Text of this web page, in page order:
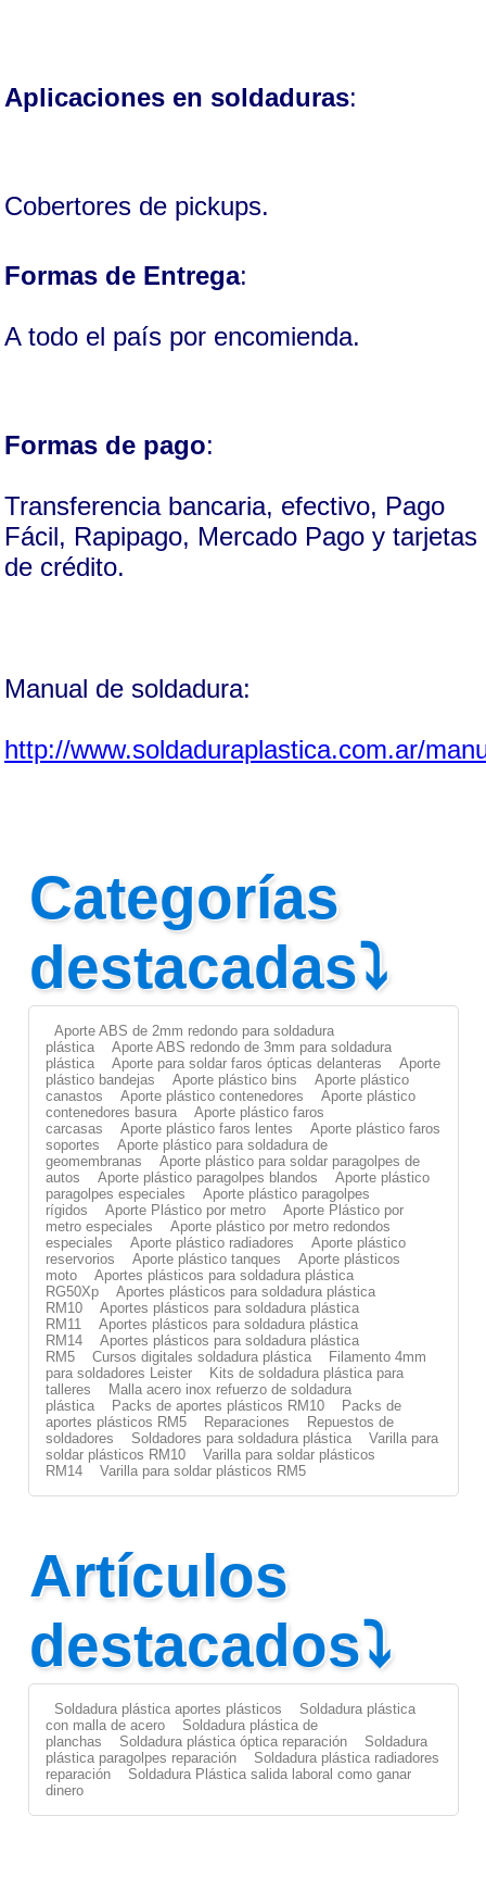
Aplicaciones en soldaduras:
Cobertores de pickups.
Formas de Entrega:
A todo el país por encomienda.
Formas de pago:
Transferencia bancaria, efectivo, Pago
Fácil, Rapipago, Mercado Pago y tarjetas
de crédito.
Manual de soldadura:
http://www.soldaduraplastica.com.ar/
Categorías
destacadas⤵
Aporte ABS de 2mm redondo para soldadura
plástica
Aporte ABS redondo de 3mm para soldadura
plástica
Aporte para soldar faros ópticas delanteras
Aporte
plástico bandejas
Aporte plástico bins
Aporte plástico
canastos
Aporte plástico contenedores
Aporte plástico
contenedores basura
Aporte plástico faros
carcasas
Aporte plástico faros lentes
Aporte plástico faros
soportes
Aporte plástico para soldadura de
geomembranas
Aporte plástico para soldar paragolpes de
autos
Aporte plástico paragolpes blandos
Aporte plástico
paragolpes especiales
Aporte plástico paragolpes
rígidos
Aporte Plástico por metro
Aporte Plástico por
metro especiales
Aporte plástico por metro redondos
especiales
Aporte plástico radiadores
Aporte plástico
reservorios
Aporte plástico tanques
Aporte plásticos
moto
Aportes plásticos para soldadura plástica
RG50Xp
Aportes plásticos para soldadura plástica
RM10
Aportes plásticos para soldadura plástica
RM11
Aportes plásticos para soldadura plástica
RM14
Aportes plásticos para soldadura plástica
RM5
Cursos digitales soldadura plástica
Filamento 4mm
para soldadores Leister
Kits de soldadura plástica para
talleres
Malla acero inox refuerzo de soldadura
plástica
Packs de aportes plásticos RM10
Packs de
aportes plásticos RM5
Reparaciones
Repuestos de
soldadores
Soldadores para soldadura plástica
Varilla para
soldar plásticos RM10
Varilla para soldar plásticos
RM14
Varilla para soldar plásticos RM5
Artículos
destacados⤵
Soldadura plástica aportes plásticos
Soldadura plástica
con malla de acero
Soldadura plástica de
planchas
Soldadura plástica óptica reparación
Soldadura
plástica paragolpes reparación
Soldadura plástica radiadores
reparación
Soldadura Plástica salida laboral como ganar
dinero